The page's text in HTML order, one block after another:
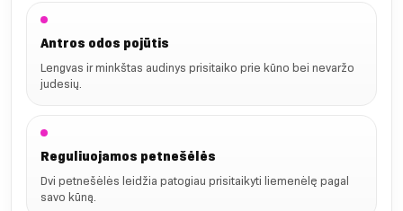
Antros odos pojūtis
Lengvas ir minkštas audinys prisitaiko prie kūno bei nevaržo
judesių.
Reguliuojamos petnešėlės
Dvi petnešėlės leidžia patogiau prisitaikyti liemenėlę pagal
savo kūną.